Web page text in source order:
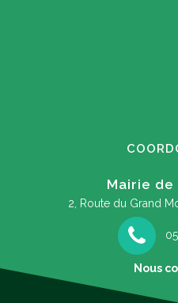
Mairie
2, Route du Grand
Nous